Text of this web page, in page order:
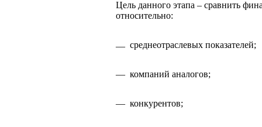
Цель данного этапа – сравнить
относительно:
— среднеотраслевых показателей;
— компаний аналогов;
— конкурентов;